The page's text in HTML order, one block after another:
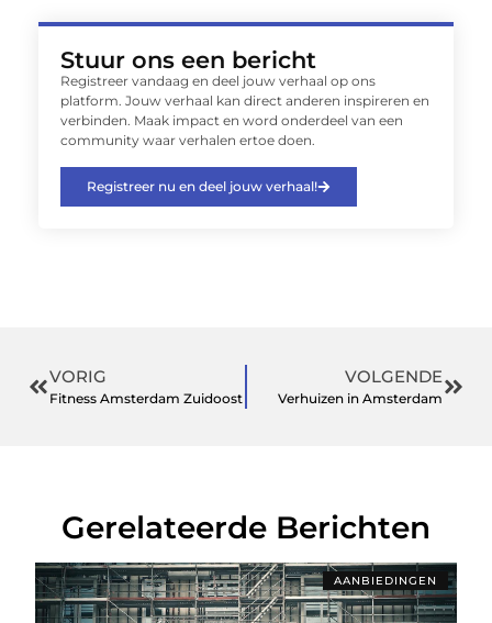
Stuur ons een bericht
Registreer vandaag en deel jouw verhaal op ons
platform. Jouw verhaal kan direct anderen inspireren en
verbinden. Maak impact en word onderdeel van een
community waar verhalen ertoe doen.
Registreer nu en deel jouw verhaal!
VORIG
Fitness Amsterdam Zuidoost
VOLGENDE
Verhuizen in Amsterdam
Gerelateerde Berichten
AANBIEDINGEN